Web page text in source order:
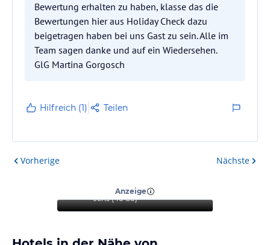
Bewertung erhalten zu haben, klasse das die
Bewertungen hier aus Holiday Check dazu
beigetragen haben bei uns Gast zu sein. Alle im
Team sagen danke und auf ein Wiedersehen.
GlG Martina Gorgosch
Hilfreich (1) Teilen
Vorherige Nächste
Anzeige
zum Entspannen
Jens (46-50)